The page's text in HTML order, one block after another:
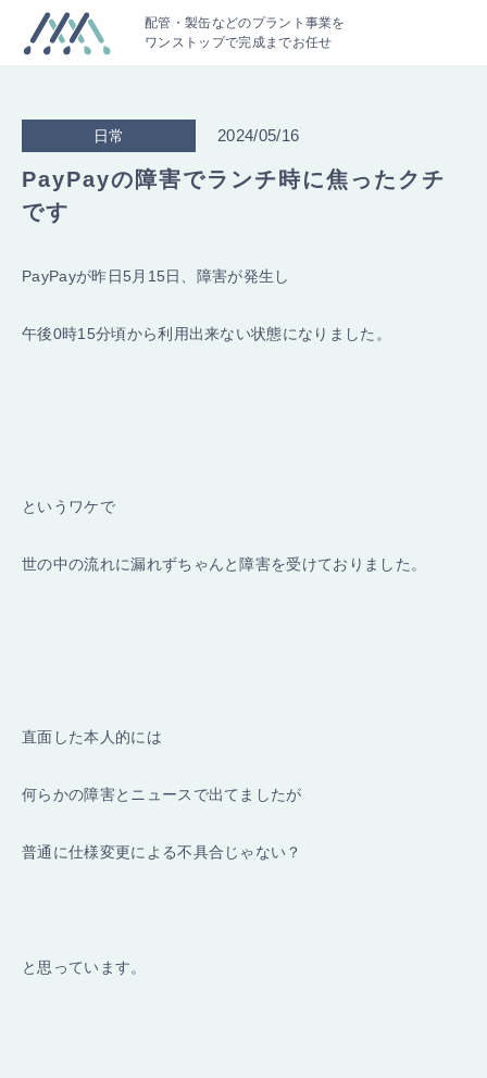
配管・製缶などのプラント事業を
ワンストップで完成までお任せ
日常 2024/05/16
PayPayの障害でランチ時に焦ったクチ
です
PayPayが昨日5月15日、障害が発生し
午後0時15分頃から利用出来ない状態になりました。
というワケで
世の中の流れに漏れずちゃんと障害を受けておりました。
直面した本人的には
何らかの障害とニュースで出てましたが
普通に仕様変更による不具合じゃない？
と思っています。